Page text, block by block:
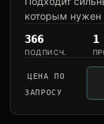
которым нужен
366
ПОДПИСЧ.
1
ЦЕНА ПО
ЗАПРОСУ